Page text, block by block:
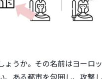
うか。その名前はヨーロ
ある都市を包囲し、攻撃